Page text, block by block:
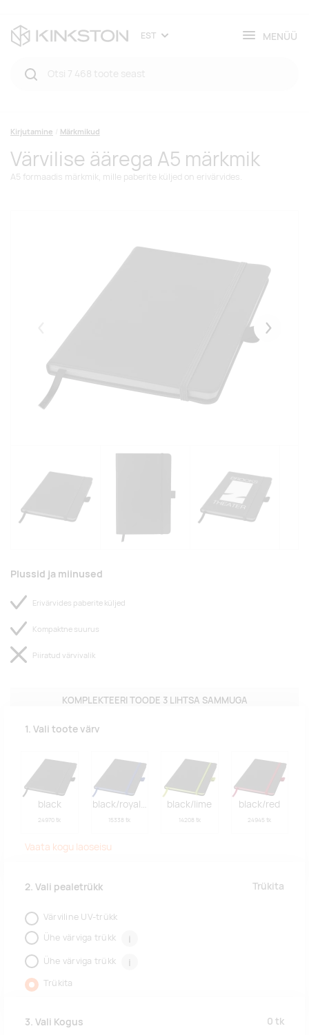
EST MENÜÜ
Kirjutamine Märkmikud
Värvilise äärega A5 märkmik
A5 formaadis märkmik, mille paberite küljed on erivärvides.
Eelmised
Plussid ja miinused
Erivärvides paberite küljed
Kompaktne suurus
Piiratud värvivalik
KOMPLEKTEERI TOODE 3 LIHTSA SAMMUGA
1. Vali toote värv
black
24970 tk
black/royal blue
15338 tk
black/lime
14208 tk
black/red
24945 tk
Vaata kogu laoseisu
2. Vali pealetrükk Trükita
Värviline UV-trükk
Ühe värviga trükk
i
Ühe värviga trükk i
Trükita
3. Vali Kogus 0 tk